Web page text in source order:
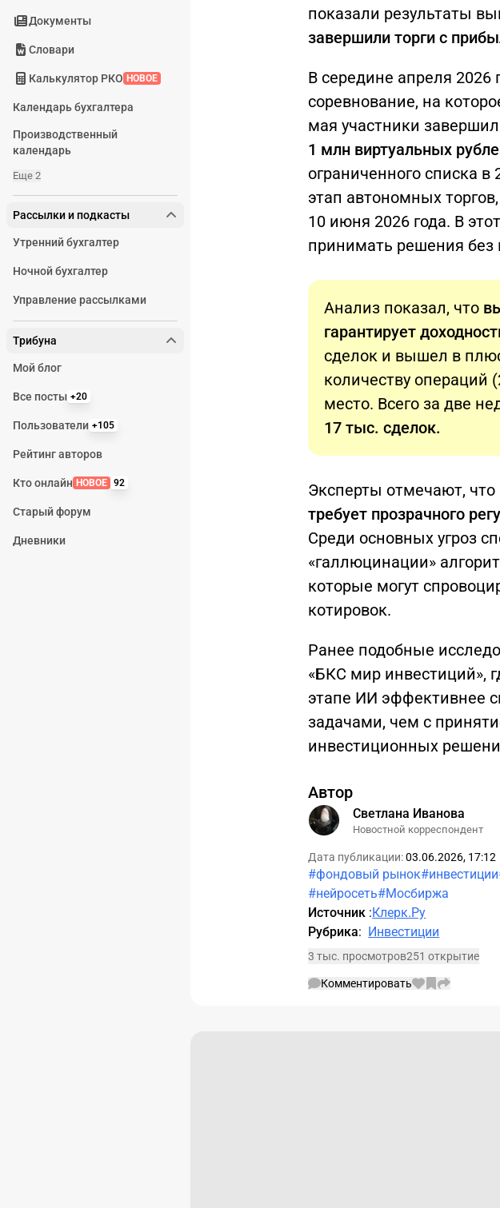
Документы
Словари
Калькулятор РКО НОВОЕ
Календарь бухгалтера
Производственный
календарь
Еще 2
Рассылки и подкасты
Утренний бухгалтер
Ночной бухгалтер
Управление рассылками
Трибуна
Мой блог
Все посты +20
Пользователи +105
Рейтинг авторов
Кто онлайн НОВОЕ 92
Старый форум
Дневники
показали результаты
завершили торги с
В середине апреля 2026
соревнование, на
мая участники
1 млн виртуальных
ограниченного списка
этап автономных
10 июня 2026 года. В
принимать решения без
Анализ показал, что
гарантирует
сделок и вышел в
количеству операций
место. Всего за две
17 тыс. сделок.
Эксперты отмечают,
требует прозрачного
Среди основных угроз
«галлюцинации»
которые могут
котировок.
Ранее подобные
«БКС мир инвестиций»,
этапе ИИ эффективнее
задачами, чем с
инвестиционных
Автор
Светлана Иванова
Новостной корреспондент
Дата публикации:03.06.2026, 17:12
#фондовый рынок#инвестиции
#нейросеть#Мосбиржа
Источник :Клерк.Ру
Рубрика: Инвестиции
3 тыс. просмотров251 открытие
Комментировать